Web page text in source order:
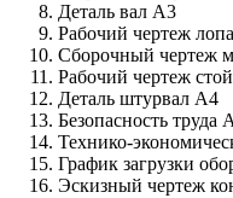
Деталь вал А3
Рабочий чертеж
Сборочный чертеж
Рабочий чертеж
Деталь штурвал А4
Безопасность труда
Технико-
График загрузки
Эскизный чертеж